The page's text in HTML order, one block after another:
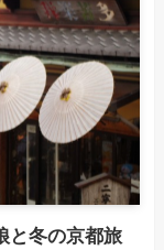
と冬の京都旅